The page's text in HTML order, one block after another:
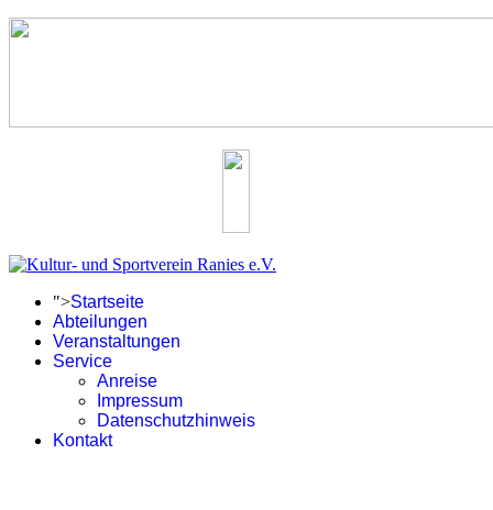
">Startseite
Abteilungen
Veranstaltungen
Service
Anreise
Impressum
Datenschutzhinweis
Kontakt